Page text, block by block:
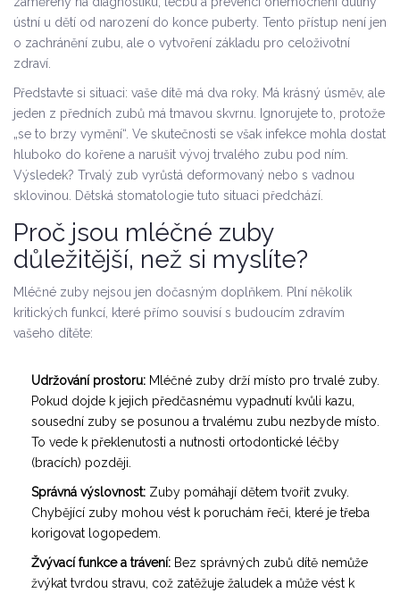
ústní u dětí od narození do konce puberty . Tento přístup není jen
o zachránění zubu, ale o vytvoření základu pro celoživotní
zdraví.
Představte si situaci: vaše dítě má dva roky. Má krásný úsměv, ale
jeden z předních zubů má tmavou skvrnu. Ignorujete to, protože
„se to brzy vymění“. Ve skutečnosti se však infekce mohla dostat
hluboko do kořene a narušit vývoj trvalého zubu pod ním.
Výsledek? Trvalý zub vyrůstá deformovaný nebo s vadnou
sklovinou. Dětská stomatologie tuto situaci předchází.
Proč jsou mléčné zuby
důležitější, než si myslíte?
Mléčné zuby nejsou jen dočasným doplňkem. Plní několik
kritických funkcí, které přímo souvisí s budoucím zdravím
vašeho dítěte:
Udržování prostoru: Mléčné zuby drží místo pro trvalé zuby.
Pokud dojde k jejich předčasnému vypadnutí kvůli kazu,
sousední zuby se posunou a trvalému zubu nezbyde místo.
To vede k překlenutosti a nutnosti ortodontické léčby
(bracích) později.
Správná výslovnost: Zuby pomáhají dětem tvořit zvuky.
Chybějící zuby mohou vést k poruchám řeči, které je třeba
korigovat logopedem.
Žvývací funkce a trávení: Bez správných zubů dítě nemůže
žvýkat tvrdou stravu, což zatěžuje žaludek a může vést k